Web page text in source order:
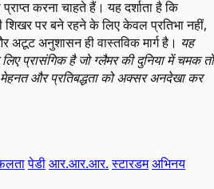
करना चाहते हैं। यह दर्शाता है कि
शिखर पर बने रहने के लिए केवल प्रतिभा नहीं,
अटूट अनुशासन ही वास्तविक मार्ग है। यह
प्रासंगिक है जो ग्लैमर की दुनिया में चमक तो
और प्रतिबद्धता को अक्सर अनदेखा कर
पेडीआर.आर.आर. स्टारडमअभिनय